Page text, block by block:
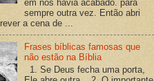
em nós havia acabado. para
sempre outra vez. Então abri
a cena de ...
Frases bíblicas famosas que
não estão na Bíblia
1. Se Deus fecha uma porta,